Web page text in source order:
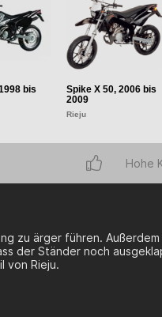
bis
Spike X 50, 2006 bis
2009
Rieju
Hohe
zu ärger führen.
der Ständer noch
von Rieju.